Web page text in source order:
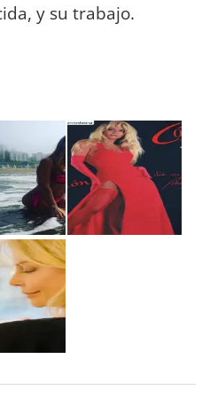
y su trabajo.